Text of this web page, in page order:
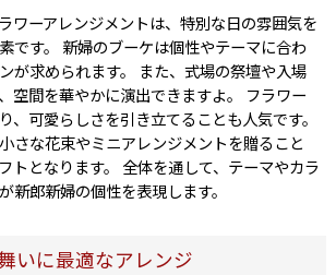
ワーアレンジメントは、特別な日の雰囲気を
です。 新婦のブーケは個性やテーマに合わ
が求められます。 また、式場の祭壇や入場
空間を華やかに演出できますよ。 フラワー
、可愛らしさを引き立てることも人気です。
さな花束やミニアレンジメントを贈ること
トとなります。 全体を通して、テーマやカラ
新郎新婦の個性を表現します。
いに最適なアレンジ